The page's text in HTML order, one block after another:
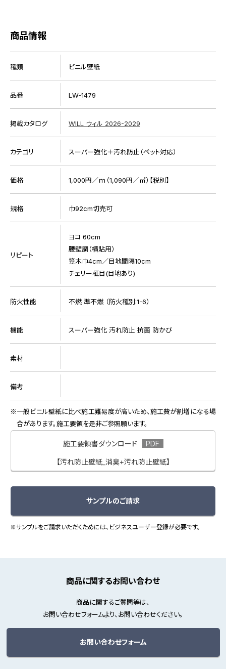
商品情報
種類 ビニル壁紙
品番 LW-1479
掲載カタログ WILL ウィル 2026-2029
カテゴリ スーパー強化＋汚れ防止（ペット対応）
価格 1,000円／ｍ（1,090円／㎡）【税別】
規格 巾92cm切売可
リピート
ヨコ 60cm
腰壁調（横貼用）
笠木巾4cm／目地間隔10cm
チェリー柾目(目地あり)
防火性能 不燃 準不燃 （防火種別:1-6）
機能 スーパー強化 汚れ防止 抗菌 防かび
素材
備考
一般ビニル壁紙に比べ施工難易度が高いため、施工費が割増になる場
合があります。施工要領を是非ご参照願います。
施工要領書ダウンロード
【汚れ防止壁紙_消臭+汚れ防止壁紙】
サンプルのご請求
※サンプルをご請求いただくためには、ビジネスユーザー登録が必要です。
商品に関するお問い合わせ
商品に関するご質問等は、
お問い合わせフォームより、お問い合わせください。
お問い合わせフォーム